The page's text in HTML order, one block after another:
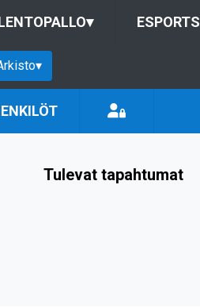
▾ ESPORTS
▾
Tulevat tapahtumat